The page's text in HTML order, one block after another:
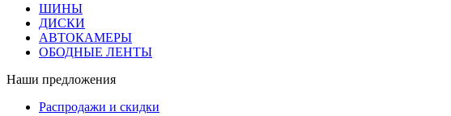
ШИНЫ
ДИСКИ
АВТОКАМЕРЫ
ОБОДНЫЕ ЛЕНТЫ
Наши предложения
Распродажи и скидки